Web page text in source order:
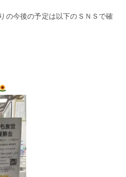
の今後の予定は以下のＳＮＳで確